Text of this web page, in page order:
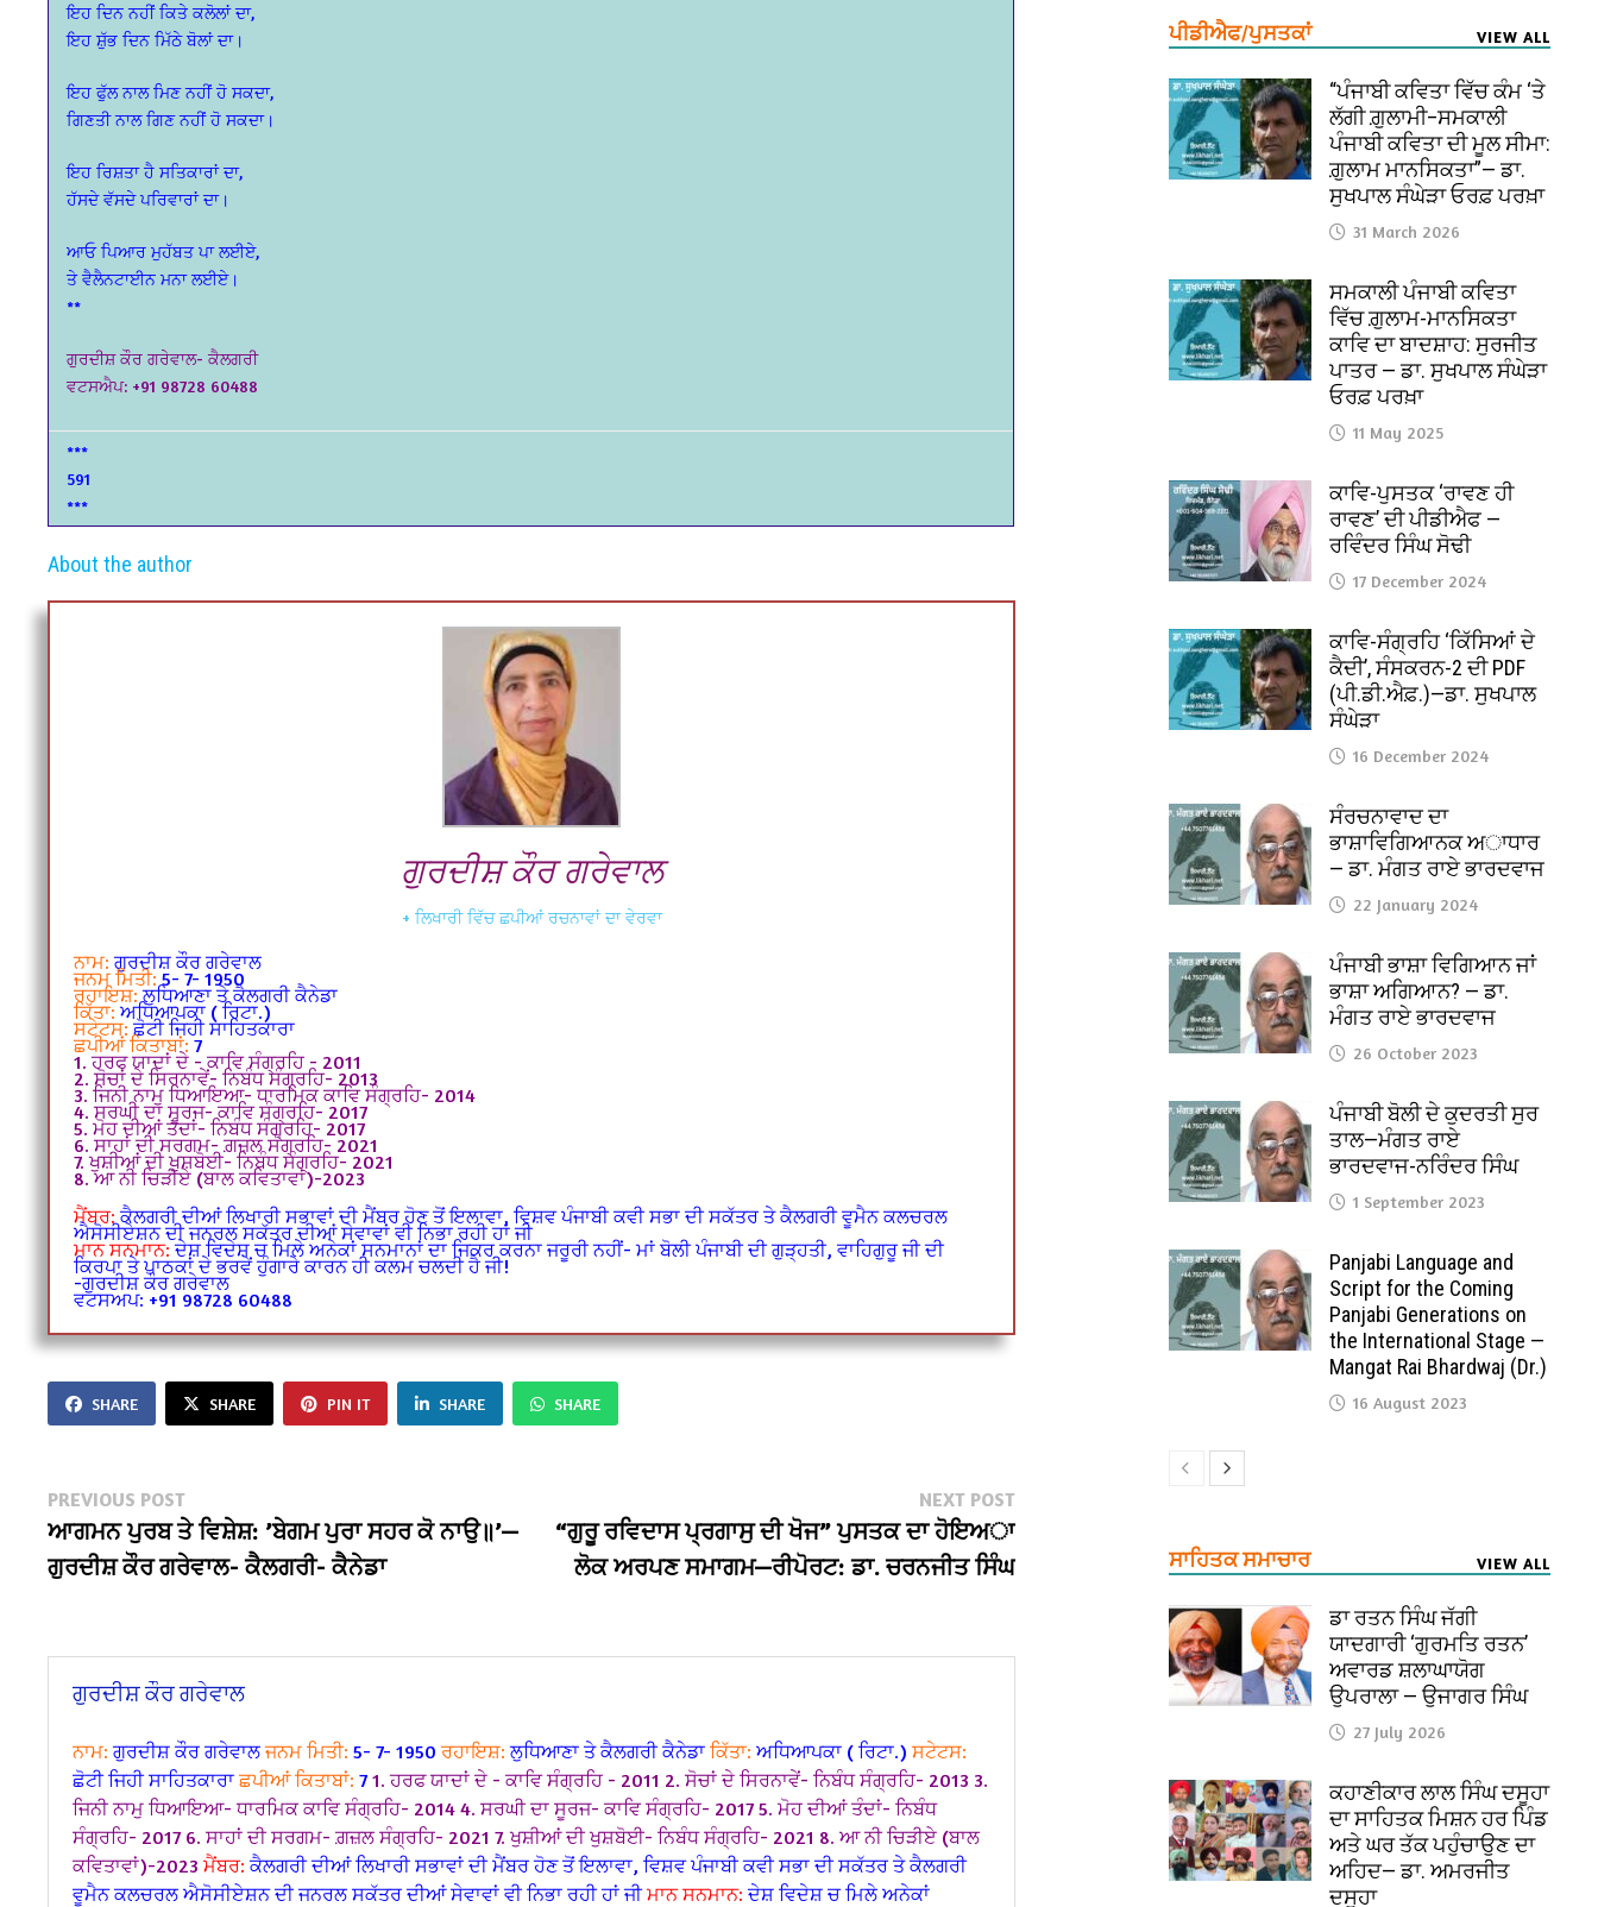
ਇਹ ਦਿਨ ਨਹੀਂ ਕਿਤੇ ਕਲੋਲਾਂ ਦਾ,
ਇਹ ਸ਼ੁੱਭ ਦਿਨ ਮਿੱਠੇ ਬੋਲਾਂ ਦਾ।
ਇਹ ਫੁੱਲ ਨਾਲ ਮਿਣ ਨਹੀਂ ਹੋ ਸਕਦਾ,
ਗਿਣਤੀ ਨਾਲ ਗਿਣ ਨਹੀਂ ਹੋ ਸਕਦਾ।
ਇਹ ਰਿਸ਼ਤਾ ਹੈ ਸਤਿਕਾਰਾਂ ਦਾ,
ਹੱਸਦੇ ਵੱਸਦੇ ਪਰਿਵਾਰਾਂ ਦਾ।
ਆਓ ਪਿਆਰ ਮੁਹੱਬਤ ਪਾ ਲਈਏ,
ਤੇ ਵੈਲੈਨਟਾਈਨ ਮਨਾ ਲਈਏ।
**
ਗੁਰਦੀਸ਼ ਕੌਰ ਗਰੇਵਾਲ- ਕੈਲਗਰੀ
ਵਟਸਐਪ: +91 98728 60488
***
591
***
About the author
ਗੁਰਦੀਸ਼ ਕੌਰ ਗਰੇਵਾਲ
+ ਲਿਖਾਰੀ ਵਿੱਚ ਛਪੀਆਂ ਰਚਨਾਵਾਂ ਦਾ ਵੇਰਵਾ
ਨਾਮ: ਗੁਰਦੀਸ਼ ਕੌਰ ਗਰੇਵਾਲ
ਜਨਮ ਮਿਤੀ:5- 7- 1950
ਰਹਾਇਸ਼:ਲੁਧਿਆਣਾ ਤੇ ਕੈਲਗਰੀ ਕੈਨੇਡਾ
ਕਿੱਤਾ: ਅਧਿਆਪਕਾ ( ਰਿਟਾ.)
ਸਟੇਟਸ: ਛੋਟੀ ਜਿਹੀ ਸਾਹਿਤਕਾਰਾ
ਛਪੀਆਂ ਕਿਤਾਬਾਂ: 7
1. ਹਰਫ ਯਾਦਾਂ ਦੇ - ਕਾਵਿ ਸੰਗ੍ਰਹਿ - 2011
2. ਸੋਚਾਂ ਦੇ ਸਿਰਨਾਵੇਂ- ਨਿਬੰਧ ਸੰਗ੍ਰਹਿ- 2013
3. ਜਿਨੀ ਨਾਮੁ ਧਿਆਇਆ- ਧਾਰਮਿਕ ਕਾਵਿ ਸੰਗ੍ਰਹਿ- 2014
4. ਸਰਘੀ ਦਾ ਸੂਰਜ- ਕਾਵਿ ਸੰਗ੍ਰਹਿ- 2017
5. ਮੋਹ ਦੀਆਂ ਤੰਦਾਂ- ਨਿਬੰਧ ਸੰਗ੍ਰਹਿ- 2017
6. ਸਾਹਾਂ ਦੀ ਸਰਗਮ- ਗ਼ਜ਼ਲ ਸੰਗ੍ਰਹਿ- 2021
7. ਖੁਸ਼ੀਆਂ ਦੀ ਖੁਸ਼ਬੋਈ- ਨਿਬੰਧ ਸੰਗ੍ਰਹਿ- 2021
8. ਆ ਨੀ ਚਿੜੀਏ (ਬਾਲ ਕਵਿਤਾਵਾਂ)-2023
ਮੈਂਬਰ:ਕੈਲਗਰੀ ਦੀਆਂ ਲਿਖਾਰੀ ਸਭਾਵਾਂ ਦੀ ਮੈਂਬਰ ਹੋਣ ਤੋਂ ਇਲਾਵਾ, ਵਿਸ਼ਵ ਪੰਜਾਬੀ ਕਵੀ ਸਭਾ ਦੀ ਸਕੱਤਰ ਤੇ ਕੈਲਗਰੀ ਵੂਮੈਨ ਕਲਚਰਲ
ਐਸੋਸੀਏਸ਼ਨ ਦੀ ਜਨਰਲ ਸਕੱਤਰ ਦੀਆਂ ਸੇਵਾਵਾਂ ਵੀ ਨਿਭਾ ਰਹੀ ਹਾਂ ਜੀ
ਮਾਨ ਸਨਮਾਨ: ਦੇਸ਼ ਵਿਦੇਸ਼ ਚ ਮਿਲੇ ਅਨੇਕਾਂ ਸਨਮਾਨਾਂ ਦਾ ਜਿਕਰ ਕਰਨਾ ਜਰੂਰੀ ਨਹੀਂ- ਮਾਂ ਬੋਲੀ ਪੰਜਾਬੀ ਦੀ ਗੁੜ੍ਹਤੀ, ਵਾਹਿਗੁਰੂ ਜੀ ਦੀ
ਕਿਰਪਾ ਤੇ ਪਾਠਕਾਂ ਦੇ ਭਰਵੇਂ ਹੁੰਗਾਰੇ ਕਾਰਨ ਹੀ ਕਲਮ ਚਲਦੀ ਹੈ ਜੀ!
-ਗੁਰਦੀਸ਼ ਕੌਰ ਗਰੇਵਾਲ
ਵਟਸਅਪ: +91 98728 60488
SHARE SHARE PIN IT SHARE SHARE
Post
navigation
PREVIOUS POSTPrevious
post:
ਆਗਮਨ ਪੁਰਬ ਤੇ ਵਿਸ਼ੇਸ਼: ’ਬੇਗਮ ਪੁਰਾ ਸਹਰ ਕੋ ਨਾਉ॥’—
ਗੁਰਦੀਸ਼ ਕੌਰ ਗਰੇਵਾਲ- ਕੈਲਗਰੀ- ਕੈਨੇਡਾ
NEXT POSTNext
post:
“ਗੁਰੂ ਰਵਿਦਾਸ ਪ੍ਰਗਾਸੁ ਦੀ ਖੋਜ” ਪੁਸਤਕ ਦਾ ਹੋਇਅਾ
ਲੋਕ ਅਰਪਣ ਸਮਾਗਮ—ਰੀਪੋਰਟ: ਡਾ. ਚਰਨਜੀਤ ਸਿੰਘ
ਗੁਰਦੀਸ਼ ਕੌਰ ਗਰੇਵਾਲ
ਨਾਮ: ਗੁਰਦੀਸ਼ ਕੌਰ ਗਰੇਵਾਲਜਨਮ ਮਿਤੀ: 5- 7- 1950ਰਹਾਇਸ਼: ਲੁਧਿਆਣਾ ਤੇ ਕੈਲਗਰੀ ਕੈਨੇਡਾਕਿੱਤਾ: ਅਧਿਆਪਕਾ ( ਰਿਟਾ.)ਸਟੇਟਸ:
ਛੋਟੀ ਜਿਹੀ ਸਾਹਿਤਕਾਰਾਛਪੀਆਂ ਕਿਤਾਬਾਂ: 71. ਹਰਫ ਯਾਦਾਂ ਦੇ - ਕਾਵਿ ਸੰਗ੍ਰਹਿ - 2011 2. ਸੋਚਾਂ ਦੇ ਸਿਰਨਾਵੇਂ- ਨਿਬੰਧ ਸੰਗ੍ਰਹਿ- 2013 3.
ਜਿਨੀ ਨਾਮੁ ਧਿਆਇਆ- ਧਾਰਮਿਕ ਕਾਵਿ ਸੰਗ੍ਰਹਿ- 20144. ਸਰਘੀ ਦਾ ਸੂਰਜ- ਕਾਵਿ ਸੰਗ੍ਰਹਿ- 20175. ਮੋਹ ਦੀਆਂ ਤੰਦਾਂ- ਨਿਬੰਧ
ਸੰਗ੍ਰਹਿ- 2017 6. ਸਾਹਾਂ ਦੀ ਸਰਗਮ- ਗ਼ਜ਼ਲ ਸੰਗ੍ਰਹਿ- 20217. ਖੁਸ਼ੀਆਂ ਦੀ ਖੁਸ਼ਬੋਈ- ਨਿਬੰਧ ਸੰਗ੍ਰਹਿ- 2021 8. ਆ ਨੀ ਚਿੜੀਏ (ਬਾਲ
ਕਵਿਤਾਵਾਂ)-2023 ਮੈਂਬਰ: ਕੈਲਗਰੀ ਦੀਆਂ ਲਿਖਾਰੀ ਸਭਾਵਾਂ ਦੀ ਮੈਂਬਰ ਹੋਣ ਤੋਂ ਇਲਾਵਾ, ਵਿਸ਼ਵ ਪੰਜਾਬੀ ਕਵੀ ਸਭਾ ਦੀ ਸਕੱਤਰ ਤੇ ਕੈਲਗਰੀ
ਵੂਮੈਨ ਕਲਚਰਲ ਐਸੋਸੀਏਸ਼ਨ ਦੀ ਜਨਰਲ ਸਕੱਤਰ ਦੀਆਂ ਸੇਵਾਵਾਂ ਵੀ ਨਿਭਾ ਰਹੀ ਹਾਂ ਜੀਮਾਨ ਸਨਮਾਨ: ਦੇਸ਼ ਵਿਦੇਸ਼ ਚ ਮਿਲੇ ਅਨੇਕਾਂ
ਪੀਡੀਐਫ/ਪੁਸਤਕਾਂ VIEW ALL
“ਪੰਜਾਬੀ ਕਵਿਤਾ ਵਿੱਚ ਕੰਮ ‘ਤੇ
ਲੱਗੀ ਗ਼ੁਲਾਮੀ–ਸਮਕਾਲੀ
ਪੰਜਾਬੀ ਕਵਿਤਾ ਦੀ ਮੂਲ ਸੀਮਾ:
ਗ਼ੁਲਾਮ ਮਾਨਸਿਕਤਾ”— ਡਾ.
ਸੁਖਪਾਲ ਸੰਘੇੜਾ ਓਰਫ਼ ਪਰਖ਼ਾ
31 March 2026
ਸਮਕਾਲੀ ਪੰਜਾਬੀ ਕਵਿਤਾ
ਵਿੱਚ ਗ਼ੁਲਾਮ-ਮਾਨਸਿਕਤਾ
ਕਾਵਿ ਦਾ ਬਾਦਸ਼ਾਹ: ਸੁਰਜੀਤ
ਪਾਤਰ — ਡਾ. ਸੁਖਪਾਲ ਸੰਘੇੜਾ
ਓਰਫ਼ ਪਰਖ਼ਾ
11 May 2025
ਕਾਵਿ-ਪੁਸਤਕ ‘ਰਾਵਣ ਹੀ
ਰਾਵਣ’ ਦੀ ਪੀਡੀਐਫ —
ਰਵਿੰਦਰ ਸਿੰਘ ਸੋਢੀ
17 December 2024
ਕਾਵਿ-ਸੰਗ੍ਰਹਿ ‘ਕਿੱਸਿਆਂ ਦੇ
ਕੈਦੀ’, ਸੰਸਕਰਨ-2 ਦੀ PDF
(ਪੀ.ਡੀ.ਐਫ਼.)—ਡਾ. ਸੁਖਪਾਲ
ਸੰਘੇੜਾ
16 December 2024
ਸੰਰਚਨਾਵਾਦ ਦਾ
ਭਾਸ਼ਾਵਿਗਿਆਨਕ ਅਾਧਾਰ
— ਡਾ. ਮੰਗਤ ਰਾਏ ਭਾਰਦਵਾਜ
22 January 2024
ਪੰਜਾਬੀ ਭਾਸ਼ਾ ਵਿਗਿਆਨ ਜਾਂ
ਭਾਸ਼ਾ ਅਗਿਆਨ? — ਡਾ.
ਮੰਗਤ ਰਾਏ ਭਾਰਦਵਾਜ
26 October 2023
ਪੰਜਾਬੀ ਬੋਲੀ ਦੇ ਕੁਦਰਤੀ ਸੁਰ
ਤਾਲ—ਮੰਗਤ ਰਾਏ
ਭਾਰਦਵਾਜ-ਨਰਿੰਦਰ ਸਿੰਘ
1 September 2023
Panjabi Language and
Script for the Coming
Panjabi Generations on
the International Stage —
Mangat Rai Bhardwaj (Dr.)
16 August 2023
ਸਾਹਿਤਕ ਸਮਾਚਾਰ VIEW ALL
ਡਾ ਰਤਨ ਸਿੰਘ ਜੱਗੀ
ਯਾਦਗਾਰੀ ‘ਗੁਰਮਤਿ ਰਤਨ’
ਅਵਾਰਡ ਸ਼ਲਾਘਾਯੋਗ
ਉਪਰਾਲਾ — ਉਜਾਗਰ ਸਿੰਘ
27 July 2026
ਕਹਾਣੀਕਾਰ ਲਾਲ ਸਿੰਘ ਦਸੂਹਾ
ਦਾ ਸਾਹਿਤਕ ਮਿਸ਼ਨ ਹਰ ਪਿੰਡ
ਅਤੇ ਘਰ ਤੱਕ ਪਹੁੰਚਾਉਣ ਦਾ
ਅਹਿਦ— ਡਾ. ਅਮਰਜੀਤ
ਦਸੂਹਾ